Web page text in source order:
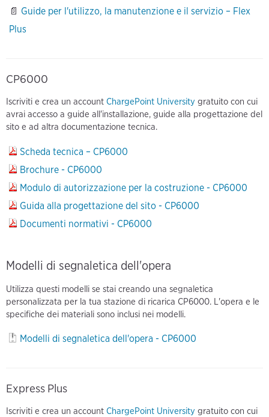
📄 Guide per l'utilizzo, la manutenzione e il servizio – Flex
Plus
CP6000
Iscriviti e crea un account ChargePoint University gratuito con cui
avrai accesso a guide all'installazione, guide alla progettazione del
sito e ad altra documentazione tecnica.
Scheda tecnica – CP6000
Brochure - CP6000
Modulo di autorizzazione per la costruzione - CP6000
Guida alla progettazione del sito - CP6000
Documenti normativi - CP6000
Modelli di segnaletica dell'opera
Utilizza questi modelli se stai creando una segnaletica
personalizzata per la tua stazione di ricarica CP6000. L'opera e le
specifiche dei materiali sono inclusi nei modelli.
Modelli di segnaletica dell'opera - CP6000
Express Plus
Iscriviti e crea un account ChargePoint University gratuito con cui